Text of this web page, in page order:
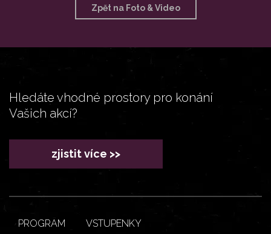
Zpět na Foto & Video
Hledáte vhodné prostory pro konání
Vašich akcí?
zjistit více >>
PROGRAM
VSTUPENKY